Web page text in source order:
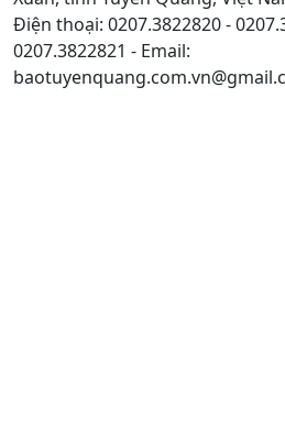
Điện thoại: 0207.3822820 -
0207.3822821 - Email: